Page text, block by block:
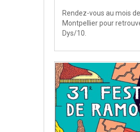
Rendez-vous au mois
Montpellier pour
Dys/10.